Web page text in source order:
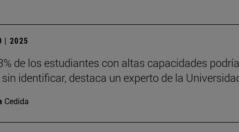
| 2025
de los estudiantes con altas capacidades
identificar, destaca un experto de la
Cedida